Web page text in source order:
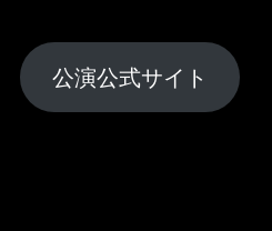
公演公式サイト